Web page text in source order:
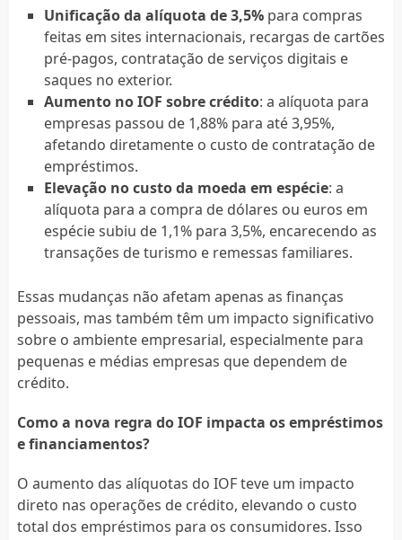
Unificação da alíquota de 3,5%para compras
feitas em sites internacionais, recargas de cartões
pré-pagos, contratação de serviços digitais e
saques no exterior.
Aumento no IOF sobre crédito: a alíquota para
empresas passou de 1,88% para até 3,95%,
afetando diretamente o custo de contratação de
empréstimos.
Elevação no custo da moeda em espécie: a
alíquota para a compra de dólares ou euros em
espécie subiu de 1,1% para 3,5%, encarecendo as
transações de turismo e remessas familiares.
Essas mudanças não afetam apenas as finanças
pessoais, mas também têm um impacto significativo
sobre o ambiente empresarial, especialmente para
pequenas e médias empresas que dependem de
crédito.
Como a nova regra do IOF impacta os empréstimos
e financiamentos?
O aumento das alíquotas do IOF teve um impacto
direto nas operações de crédito, elevando o custo
total dos empréstimos para os consumidores. Isso